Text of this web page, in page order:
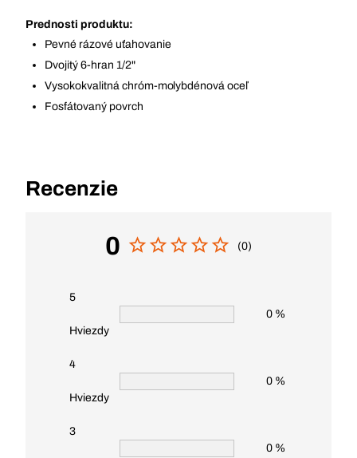
Prednosti produktu:
Pevné rázové uťahovanie
Dvojitý 6-hran 1/2"
Vysokokvalitná chróm-molybdénová oceľ
Fosfátovaný povrch
Recenzie
0 (0)
5
Hviezdy
0 %
4
Hviezdy
0 %
3
0 %